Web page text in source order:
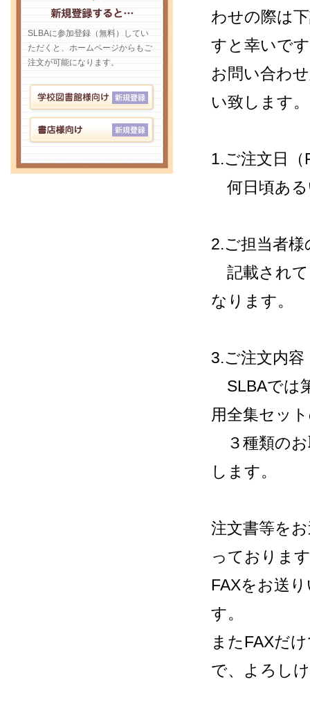
わせの際は
すと幸いで
お問い合わ
い致します。
1.ご注文日
何日頃ある
2.ご担当者
記載されて
なります。
3.ご注文内容
SLBAでは
用全集セッ
３種類のお
します。
注文書等を
っておりま
FAXをお送
す。
またFAXだ
で、よろし
SLBAに参加登録（無料）してい
ただくと、ホームページからもご
注文が可能になります。